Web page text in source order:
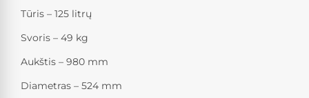
Tūris – 125 litrų
Svoris – 49 kg
Aukštis – 980 mm
Diametras – 524 mm